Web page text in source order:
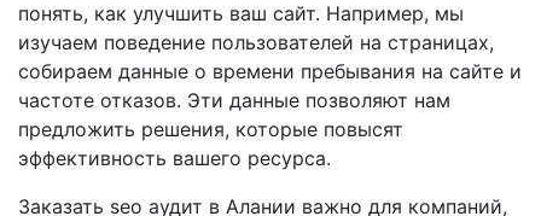
понять, как улучшить ваш сайт. Например, мы
изучаем поведение пользователей на страницах,
собираем данные о времени пребывания на сайте и
частоте отказов. Эти данные позволяют нам
предложить решения, которые повысят
эффективность вашего ресурса.
Заказать seo аудит в Алании важно для компаний,